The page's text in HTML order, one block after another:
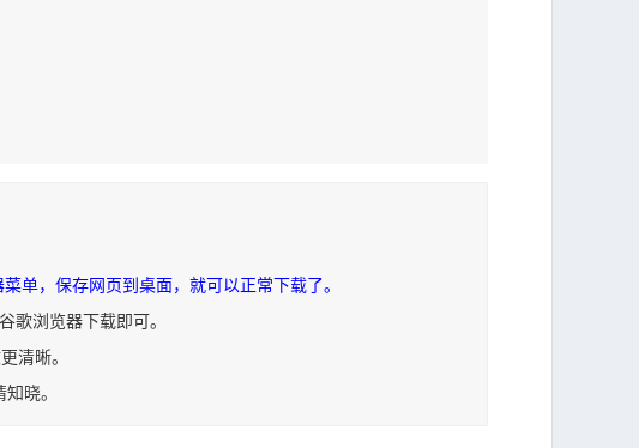
单，保存网页到桌面，就可以正常下载了。
歌浏览器下载即可。
清晰。
晓。